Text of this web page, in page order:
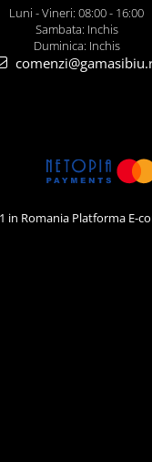
Luni - Vineri: 08:00 - 16:00
Sambata: Inchis
Duminica: Inchis
in Romania Platforma E-